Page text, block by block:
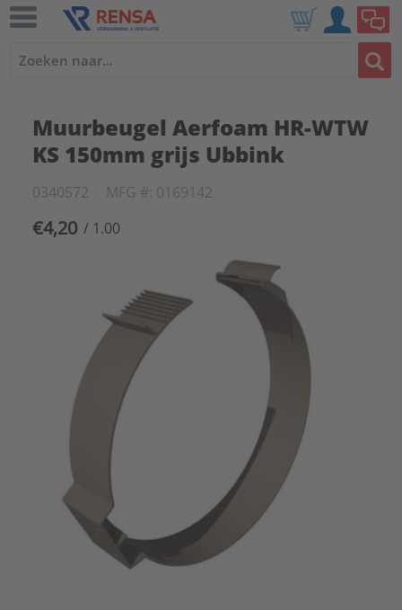
Muurbeugel Aerfoam HR-WTW
KS 150mm grijs Ubbink
0340572 MFG #: 0169142
€4,20 / 1.00